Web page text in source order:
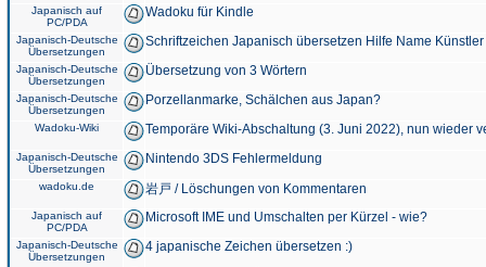
Japanisch auf
PC/PDA
Wadoku für Kindle
Japanisch-Deutsche
Übersetzungen
Schriftzeichen Japanisch übersetzen Hilfe Name
Japanisch-Deutsche
Übersetzungen
Übersetzung von 3 Wörtern
Japanisch-Deutsche
Übersetzungen
Porzellanmarke, Schälchen aus Japan?
Wadoku-Wiki Temporäre Wiki-Abschaltung (3. Juni 2022), nun wieder
Japanisch-Deutsche
Übersetzungen
Nintendo 3DS Fehlermeldung
wadoku.de 岩戸 / Löschungen von Kommentaren
Japanisch auf
PC/PDA
Microsoft IME und Umschalten per Kürzel - wie?
Japanisch-Deutsche
Übersetzungen
4 japanische Zeichen übersetzen :)